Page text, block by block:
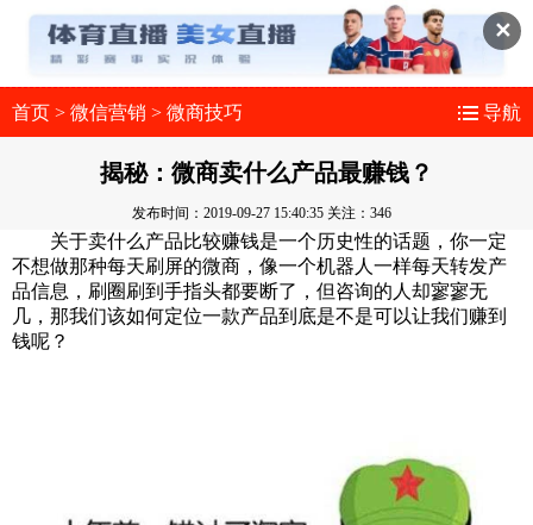
✕
首页 > 微信营销 > 微商技巧 导航
揭秘：微商卖什么产品最赚钱？
发布时间：2019-09-27 15:40:35 关注：346
关于卖什么产品比较赚钱是一个历史性的话题，你一定
不想做那种每天刷屏的微商，像一个机器人一样每天转发产
品信息，刷圈刷到手指头都要断了，但咨询的人却寥寥无
几，那我们该如何定位一款产品到底是不是可以让我们赚到
钱呢？